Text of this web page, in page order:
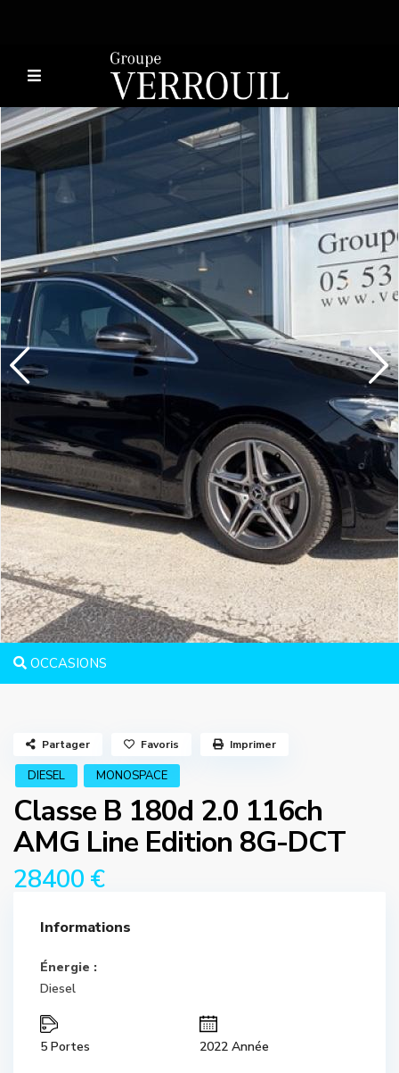
OCCASIONS
DIESEL MONOSPACE
Classe B 180d 2.0 116ch
AMG Line Edition 8G-DCT
28400 €
Partager Favoris Imprimer
Informations
Énergie :
Diesel
5 Portes 2022 Année